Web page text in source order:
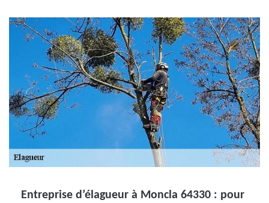
Entreprise d’élagueur à Moncla 64330 : pour